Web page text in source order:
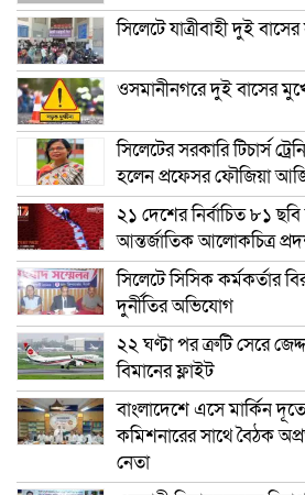
সিলেটে যাত্রীবাহী দুই
ওসমানীনগরে দুই বাসের
সিলেটের সরকারি টিচার্স
হলেন প্রফেসর ফৌজিয়া
২১ দেশের নির্বাচিত ৮১ ছবি
আন্তর্জাতিক আলোকচিত্র
সিলেটে সিসিক কর্মকর্তার
দুর্নীতির অভিযোগ
২২ ঘণ্টা পর ত্রুটি সেরে
বিমানের ফ্লাইট
বাংলাদেশে এসে মার্কিন
কমিশনারের সাথে বৈঠক
নেতা